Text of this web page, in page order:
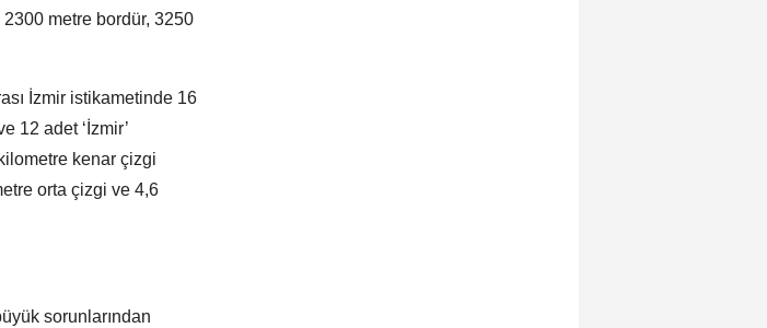
2300 metre bordür, 3250
İzmir istikametinde 16
12 adet ‘İzmir’
kenar çizgi
orta çizgi ve 4,6
sorunlarından